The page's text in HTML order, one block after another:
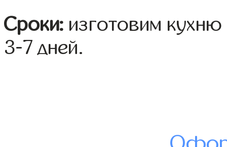
Сроки: изготовим
3-7 дней.